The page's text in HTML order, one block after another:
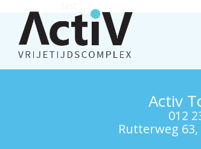
Activ
012
Rutterweg